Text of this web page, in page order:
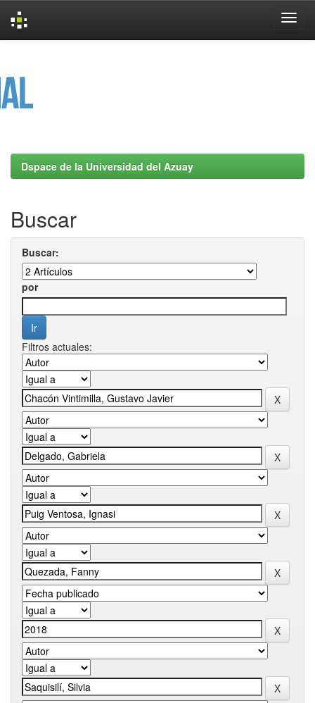
Dspace de la Universidad del Azuay
Buscar
Buscar:
por
Filtros actuales: